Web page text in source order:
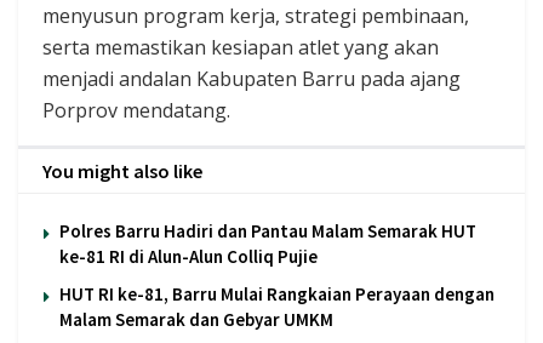
menyusun program kerja, strategi pembinaan,
serta memastikan kesiapan atlet yang akan
menjadi andalan Kabupaten Barru pada ajang
Porprov mendatang.
You might also like
Polres Barru Hadiri dan Pantau Malam Semarak HUT
ke-81 RI di Alun-Alun Colliq Pujie
HUT RI ke-81, Barru Mulai Rangkaian Perayaan dengan
Malam Semarak dan Gebyar UMKM